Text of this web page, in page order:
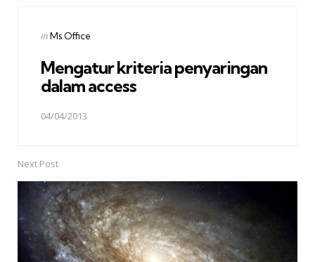
Posted
inMs Office
Mengatur kriteria penyaringan
dalam access
04/04/2013
Next Post